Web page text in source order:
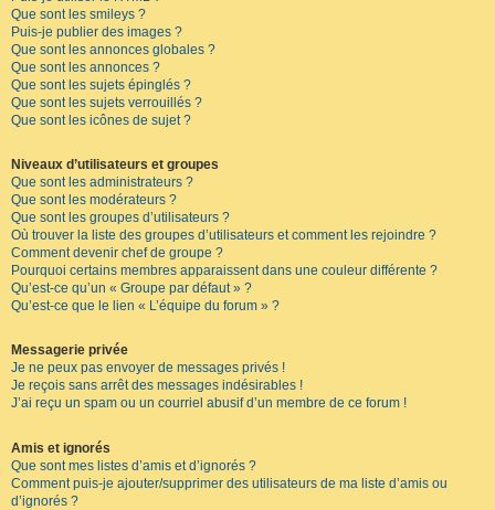
Que sont les smileys ?
Puis-je publier des images ?
Que sont les annonces globales ?
Que sont les annonces ?
Que sont les sujets épinglés ?
Que sont les sujets verrouillés ?
Que sont les icônes de sujet ?
Niveaux d’utilisateurs et groupes
Que sont les administrateurs ?
Que sont les modérateurs ?
Que sont les groupes d’utilisateurs ?
Où trouver la liste des groupes d’utilisateurs et comment les rejoindre ?
Comment devenir chef de groupe ?
Pourquoi certains membres apparaissent dans une couleur différente ?
Qu’est-ce qu’un « Groupe par défaut » ?
Qu’est-ce que le lien « L’équipe du forum » ?
Messagerie privée
Je ne peux pas envoyer de messages privés !
Je reçois sans arrêt des messages indésirables !
J’ai reçu un spam ou un courriel abusif d’un membre de ce forum !
Amis et ignorés
Que sont mes listes d’amis et d’ignorés ?
Comment puis-je ajouter/supprimer des utilisateurs de ma liste d’amis ou
d’ignorés ?